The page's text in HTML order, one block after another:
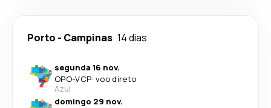
Porto - Campinas 14 dias
segunda 16 nov.
OPO-VCP· voo direto
Azul
domingo 29 nov.